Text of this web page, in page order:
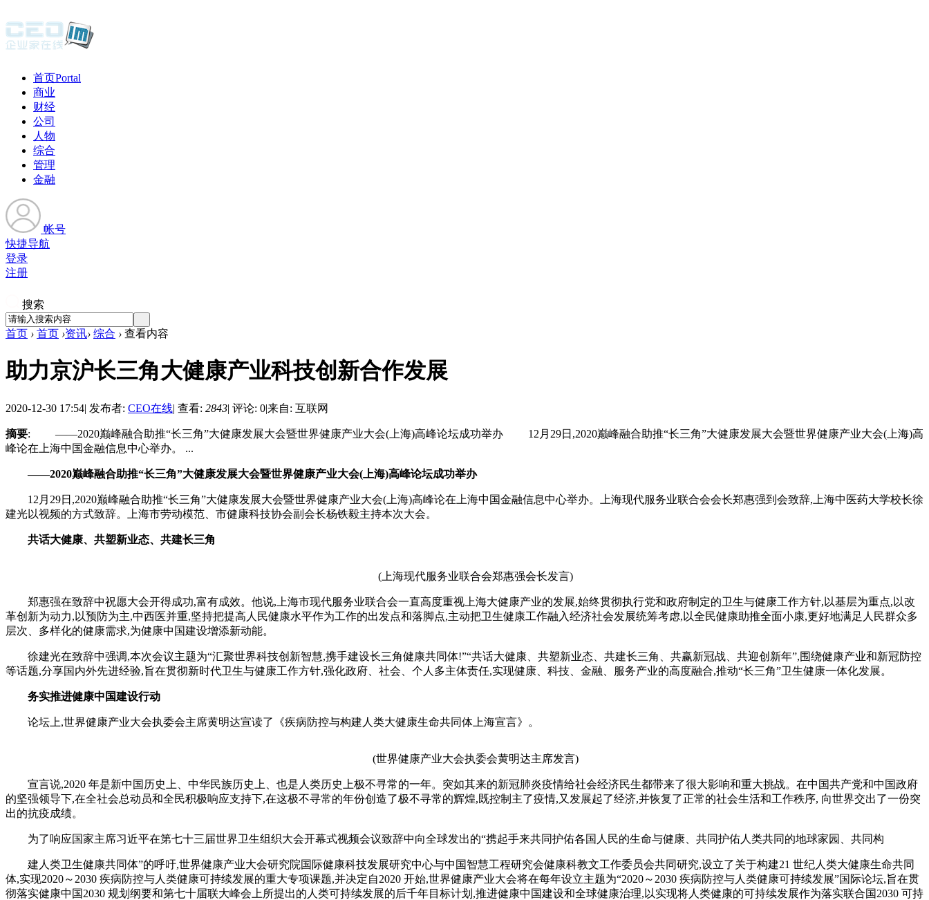
首页Portal
商业
财经
公司
人物
综合
管理
金融
帐号
快捷导航
登录
注册
搜索
首页 › 首页 ›资讯› 综合 › 查看内容
助力京沪长三角大健康产业科技创新合作发展
2020-12-30 17:54| 发布者: CEO在线| 查看: 2843| 评论: 0|来自: 互联网
摘要: ——2020巅峰融合助推“长三角”大健康发展大会暨世界健康产业大会(上海)高峰论坛成功举办 12月29日,2020巅峰融合助推“长三角”大健康发展大会暨世界健康产业大会(上海)高
峰论在上海中国金融信息中心举办。 ...
——2020巅峰融合助推“长三角”大健康发展大会暨世界健康产业大会(上海)高峰论坛成功举办
12月29日,2020巅峰融合助推“长三角”大健康发展大会暨世界健康产业大会(上海)高峰论在上海中国金融信息中心举办。上海现代服务业联合会会长郑惠强到会致辞,上海中医药大学校长徐
建光以视频的方式致辞。上海市劳动模范、市健康科技协会副会长杨铁毅主持本次大会。
共话大健康、共塑新业态、共建长三角
(上海现代服务业联合会郑惠强会长发言)
郑惠强在致辞中祝愿大会开得成功,富有成效。他说,上海市现代服务业联合会一直高度重视上海大健康产业的发展,始终贯彻执行党和政府制定的卫生与健康工作方针,以基层为重点,以改
革创新为动力,以预防为主,中西医并重,坚持把提高人民健康水平作为工作的出发点和落脚点,主动把卫生健康工作融入经济社会发展统筹考虑,以全民健康助推全面小康,更好地满足人民群众多
层次、多样化的健康需求,为健康中国建设增添新动能。
徐建光在致辞中强调,本次会议主题为“汇聚世界科技创新智慧,携手建设长三角健康共同体!”“共话大健康、共塑新业态、共建长三角、共赢新冠战、共迎创新年”,围绕健康产业和新冠防控
等话题,分享国内外先进经验,旨在贯彻新时代卫生与健康工作方针,强化政府、社会、个人多主体责任,实现健康、科技、金融、服务产业的高度融合,推动“长三角”卫生健康一体化发展。
务实推进健康中国建设行动
论坛上,世界健康产业大会执委会主席黄明达宣读了《疾病防控与构建人类大健康生命共同体上海宣言》。
(世界健康产业大会执委会黄明达主席发言)
宣言说,2020 年是新中国历史上、中华民族历史上、也是人类历史上极不寻常的一年。突如其来的新冠肺炎疫情给社会经济民生都带来了很大影响和重大挑战。在中国共产党和中国政府
的坚强领导下,在全社会总动员和全民积极响应支持下,在这极不寻常的年份创造了极不寻常的辉煌,既控制主了疫情,又发展起了经济,并恢复了正常的社会生活和工作秩序, 向世界交出了一份突
出的抗疫成绩。
为了响应国家主席习近平在第七十三届世界卫生组织大会开幕式视频会议致辞中向全球发出的“携起手来共同护佑各国人民的生命与健康、共同护佑人类共同的地球家园、共同构
建人类卫生健康共同体”的呼吁,世界健康产业大会研究院国际健康科技发展研究中心与中国智慧工程研究会健康科教文工作委员会共同研究,设立了关于构建21 世纪人类大健康生命共同
体,实现2020～2030 疾病防控与人类健康可持续发展的重大专项课题,并决定自2020 开始,世界健康产业大会将在每年设立主题为“2020～2030 疾病防控与人类健康可持续发展”国际论坛,旨在贯
彻落实健康中国2030 规划纲要和第七十届联大峰会上所提出的人类可持续发展的后千年目标计划,推进健康中国建设和全球健康治理,以实现将人类健康的可持续发展作为落实联合国2030 可持